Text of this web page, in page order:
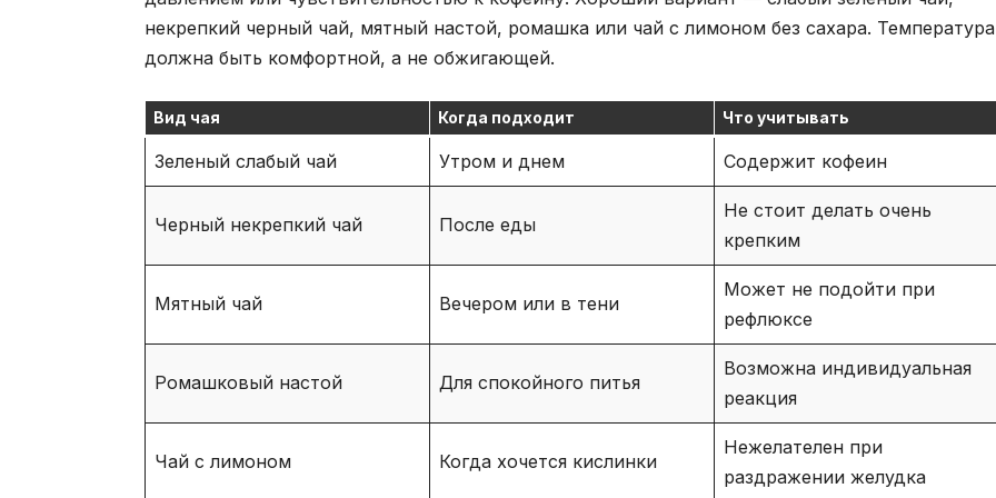
некрепкий черный чай, мятный настой, ромашка или чай с лимоном без сахара. Температура
должна быть комфортной, а не обжигающей.
Вид чая Когда подходит Что учитывать
Зеленый слабый чай Утром и днем Содержит кофеин
Черный некрепкий чай После еды
Не стоит делать очень
крепким
Мятный чай Вечером или в тени
Может не подойти при
рефлюксе
Ромашковый настой Для спокойного питья
Возможна индивидуальная
реакция
Чай с лимоном Когда хочется кислинки
Нежелателен при
раздражении желудка